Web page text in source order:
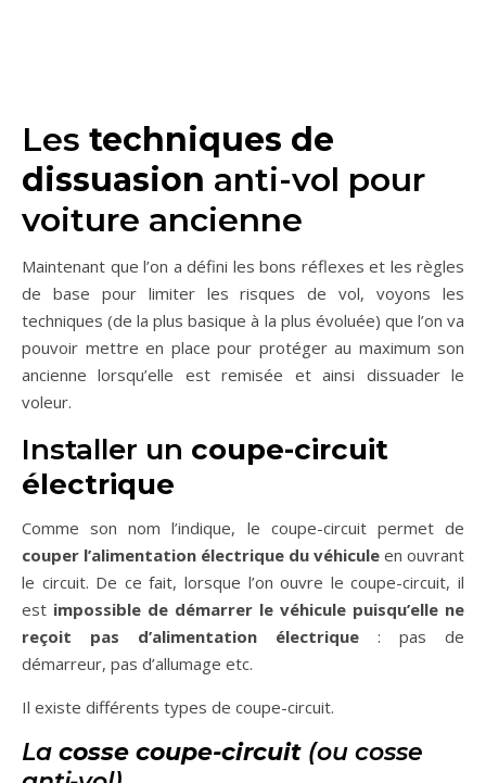
Les techniques de
dissuasion anti-vol pour
voiture ancienne
Maintenant que l’on a défini les bons réflexes et les règles
de base pour limiter les risques de vol, voyons les
techniques (de la plus basique à la plus évoluée) que l’on va
pouvoir mettre en place pour protéger au maximum son
ancienne lorsqu’elle est remisée et ainsi dissuader le
voleur.
Installer un coupe-circuit
électrique
Comme son nom l’indique, le coupe-circuit permet de
couper l’alimentation électrique du véhicule en ouvrant
le circuit. De ce fait, lorsque l’on ouvre le coupe-circuit, il
est impossible de démarrer le véhicule puisqu’elle ne
reçoit pas d’alimentation électrique : pas de
démarreur, pas d’allumage etc.
Il existe différents types de coupe-circuit.
La cosse coupe-circuit (ou cosse